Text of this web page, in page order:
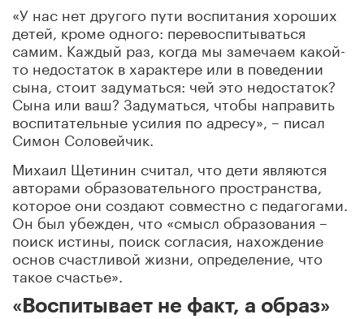
«У нас нет другого пути воспитания хороших
детей, кроме одного: перевоспитываться
самим. Каждый раз, когда мы замечаем какой-
то недостаток в характере или в поведении
сына, стоит задуматься: чей это недостаток?
Сына или ваш? Задуматься, чтобы направить
воспитательные усилия по адресу», – писал
Симон Соловейчик.
Михаил Щетинин считал, что дети являются
авторами образовательного пространства,
которое они создают совместно с педагогами.
Он был убежден, что «смысл образования –
поиск истины, поиск согласия, нахождение
основ счастливой жизни, определение, что
такое счастье».
«Воспитывает не факт, а образ»